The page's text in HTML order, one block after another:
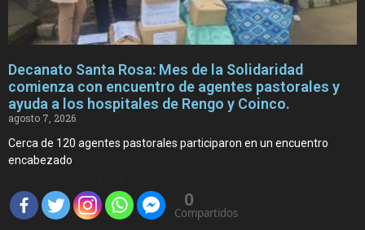
Decanato Santa Rosa: Mes de la Solidaridad
comienza con encuentro de agentes pastorales y
ayuda a los hospitales de Rengo y Coinco.
agosto 7, 2026
Cerca de 120 agentes pastorales participaron en un encuentro
encabezado
0
Compartidos